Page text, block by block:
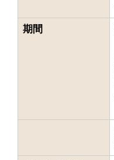
期間